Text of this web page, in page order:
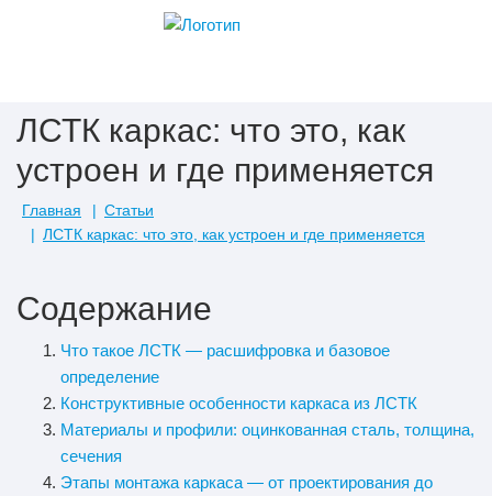
ЛСТК каркас: что это, как
устроен и где применяется
Главная
Статьи
ЛСТК каркас: что это, как устроен и где применяется
Содержание
Что такое ЛСТК — расшифровка и базовое
определение
Конструктивные особенности каркаса из ЛСТК
Материалы и профили: оцинкованная сталь, толщина,
сечения
Этапы монтажа каркаса — от проектирования до